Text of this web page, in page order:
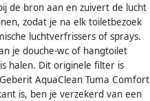
de bron aan en zuivert de lucht
zodat je na elk toiletbezoek
luchtverfrissers of sprays.
je douche-wc of hangtoilet
halen. Dit originele filter is
AquaClean Tuma Comfort
is, ben je verzekerd van een